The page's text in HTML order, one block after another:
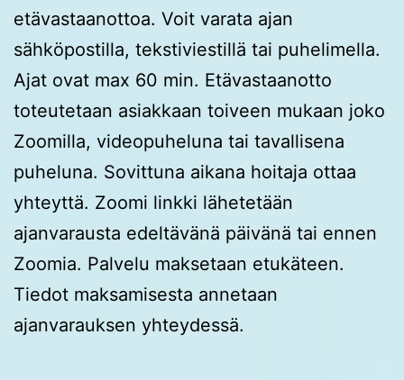
etävastaanottoa. Voit varata ajan
sähköpostilla, tekstiviestillä tai puhelimella.
Ajat ovat max 60 min. Etävastaanotto
toteutetaan asiakkaan toiveen mukaan joko
Zoomilla, videopuheluna tai tavallisena
puheluna. Sovittuna aikana hoitaja ottaa
yhteyttä. Zoomi linkki lähetetään
ajanvarausta edeltävänä päivänä tai ennen
Zoomia. Palvelu maksetaan etukäteen.
Tiedot maksamisesta annetaan
ajanvarauksen yhteydessä.